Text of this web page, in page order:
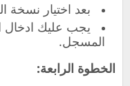
بعد اختيار نسخة
يجب عليك ادخال
المسجل.
الخطوة الرابعة: